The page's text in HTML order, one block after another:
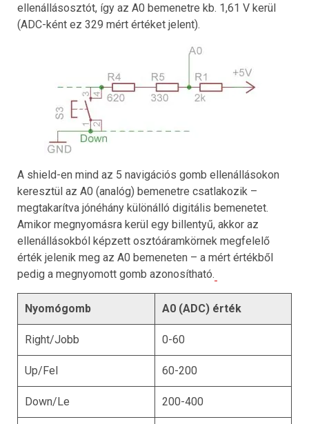
ellenállásosztót, így az A0 bemenetre kb. 1,61 V kerül
(ADC-ként ez 329 mért értéket jelent).
A shield-en mind az 5 navigációs gomb ellenállásokon
keresztül az A0 (analóg) bemenetre csatlakozik –
megtakarítva jónéhány különálló digitális bemenetet.
Amikor megnyomásra kerül egy billentyű, akkor az
ellenállásokból képzett osztóáramkörnek megfelelő
érték jelenik meg az A0 bemeneten – a mért értékből
pedig a megnyomott gomb azonosítható.
Nyomógomb A0 (ADC) érték
Right/Jobb 0-60
Up/Fel 60-200
Down/Le 200-400